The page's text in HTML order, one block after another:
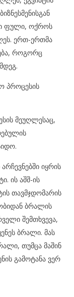
ფული, ოქროს
ერთ-ერთმა
როგორც
პროცესის
მეუღლესაც,
იყრის
ის აშშ-ის
თავმჯდომარის
ბრალის
შემთხვევა,
ბრალი. მას
თუმცა მაშინ
გამოტანა ვერ